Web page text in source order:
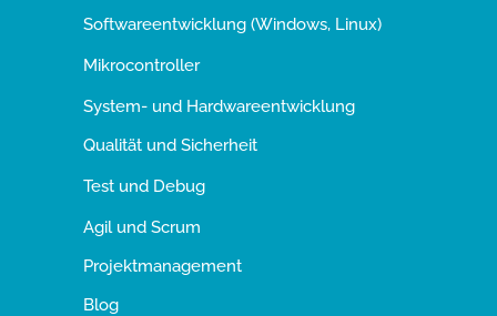
Softwareentwicklung (Windows, Linux)
Mikrocontroller
System- und Hardwareentwicklung
Qualität und Sicherheit
Test und Debug
Agil und Scrum
Projektmanagement
Blog